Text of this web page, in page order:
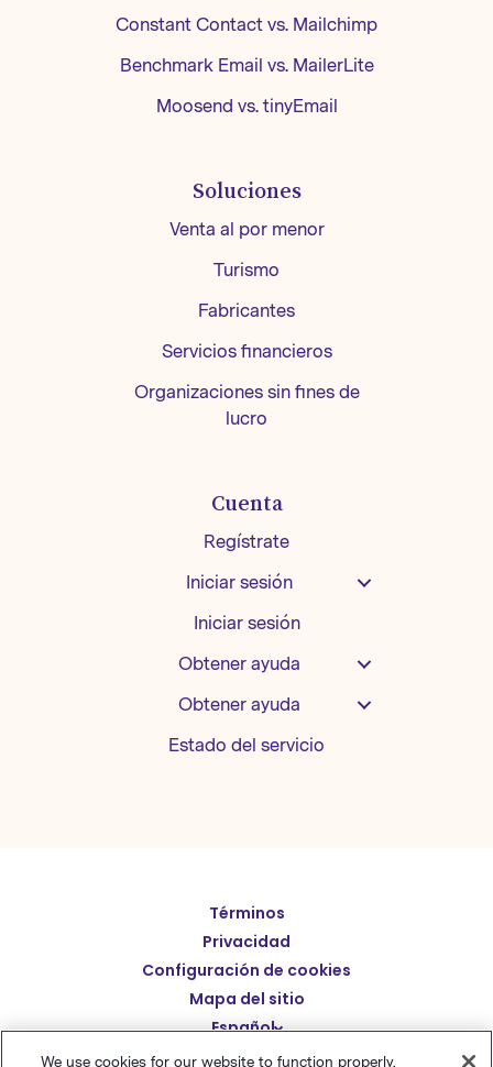
Constant Contact vs. Mailchimp
Benchmark Email vs. MailerLite
Moosend vs. tinyEmail
Soluciones
Venta al por menor
Turismo
Fabricantes
Servicios financieros
Organizaciones sin fines de
lucro
Cuenta
Regístrate
Iniciar sesión
Iniciar sesión
Obtener ayuda
Obtener ayuda
Estado del servicio
Términos
Privacidad
Configuración de cookies
Mapa del sitio
Español
English
Deutsch
繁體中文
简体中文
We use cookies for our website to function properly.